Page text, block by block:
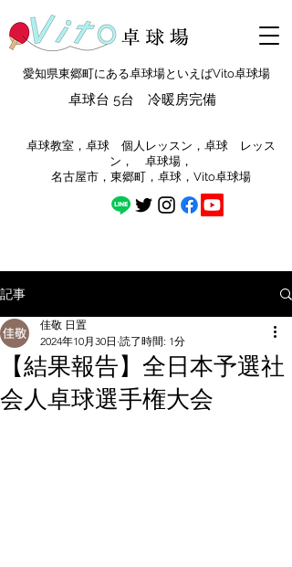
愛知県東郷町にある卓球場といえばVito卓球場
卓球台 5台 冷暖房完備
​卓球教室，卓球 個人レッスン，卓球 レッス
ン， 卓球場，
​名古屋市，東郷町，卓球，Vito卓球場
記事
【結果報告】全日本予選社
会人卓球選手権大会
佳敬 日置
2024年10月30日 読了時間: 1分